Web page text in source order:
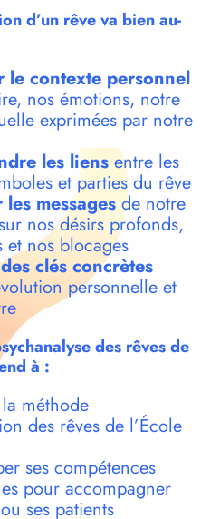
d’un rêve va bien au-
le contexte personnel
nos émotions, notre
exprimées par notre
les liensentre les
et parties du rêve
messagesde notre
nos désirs profonds,
et nos blocages
clés concrètes
personnelle et
des rêves de
à :
méthode
des rêves de l’École
ses compétences
pour accompagner
ses patients